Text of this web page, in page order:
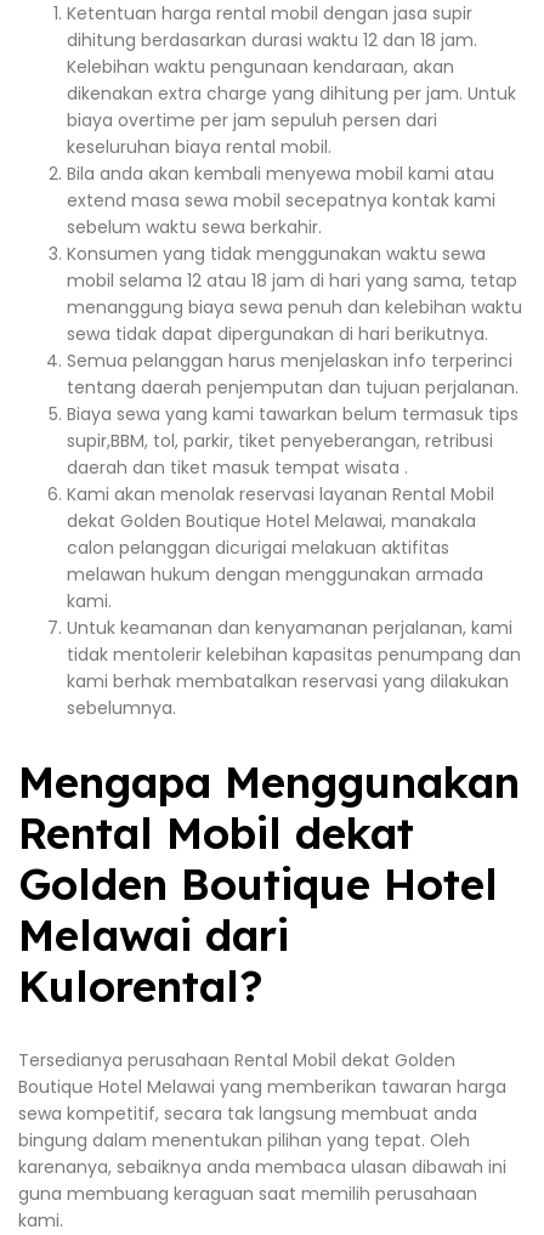
Ketentuan harga rental mobil dengan jasa supir
dihitung berdasarkan durasi waktu 12 dan 18 jam.
Kelebihan waktu pengunaan kendaraan, akan
dikenakan extra charge yang dihitung per jam. Untuk
biaya overtime per jam sepuluh persen dari
keseluruhan biaya rental mobil.
Bila anda akan kembali menyewa mobil kami atau
extend masa sewa mobil secepatnya kontak kami
sebelum waktu sewa berkahir.
Konsumen yang tidak menggunakan waktu sewa
mobil selama 12 atau 18 jam di hari yang sama, tetap
menanggung biaya sewa penuh dan kelebihan waktu
sewa tidak dapat dipergunakan di hari berikutnya.
Semua pelanggan harus menjelaskan info terperinci
tentang daerah penjemputan dan tujuan perjalanan.
Biaya sewa yang kami tawarkan belum termasuk tips
supir,BBM, tol, parkir, tiket penyeberangan, retribusi
daerah dan tiket masuk tempat wisata .
Kami akan menolak reservasi layanan Rental Mobil
dekat Golden Boutique Hotel Melawai, manakala
calon pelanggan dicurigai melakuan aktifitas
melawan hukum dengan menggunakan armada
kami.
Untuk keamanan dan kenyamanan perjalanan, kami
tidak mentolerir kelebihan kapasitas penumpang dan
kami berhak membatalkan reservasi yang dilakukan
sebelumnya.
Mengapa Menggunakan
Rental Mobil dekat
Golden Boutique Hotel
Melawai dari
Kulorental?
Tersedianya perusahaan Rental Mobil dekat Golden
Boutique Hotel Melawai yang memberikan tawaran harga
sewa kompetitif, secara tak langsung membuat anda
bingung dalam menentukan pilihan yang tepat. Oleh
karenanya, sebaiknya anda membaca ulasan dibawah ini
guna membuang keraguan saat memilih perusahaan
kami.